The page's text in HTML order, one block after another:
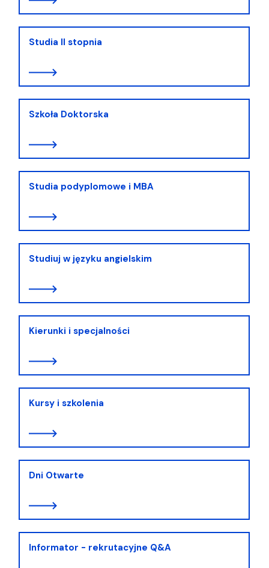
Studia II stopnia
Szkoła Doktorska
Studia podyplomowe i MBA
Studiuj w języku angielskim
Kierunki i specjalności
Kursy i szkolenia
Dni Otwarte
Informator - rekrutacyjne Q&A